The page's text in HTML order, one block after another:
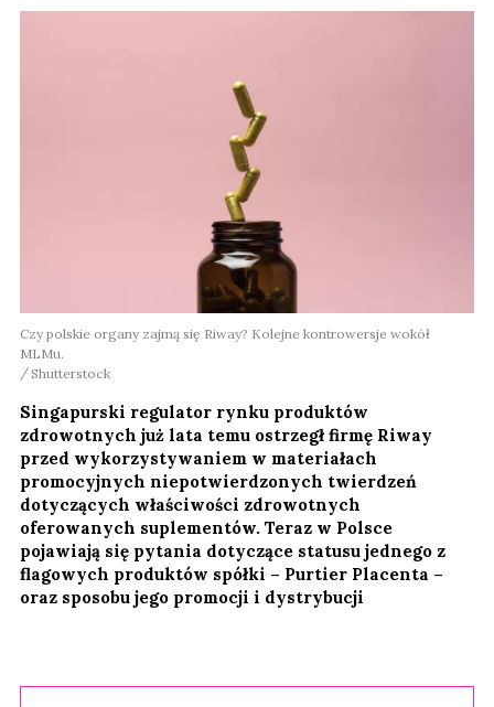
Czy polskie organy zajmą się Riway? Kolejne kontrowersje wokół
MLMu.
Shutterstock
Singapurski regulator rynku produktów
zdrowotnych już lata temu ostrzegł firmę Riway
przed wykorzystywaniem w materiałach
promocyjnych niepotwierdzonych twierdzeń
dotyczących właściwości zdrowotnych
oferowanych suplementów. Teraz w Polsce
pojawiają się pytania dotyczące statusu jednego z
flagowych produktów spółki – Purtier Placenta –
oraz sposobu jego promocji i dystrybucji